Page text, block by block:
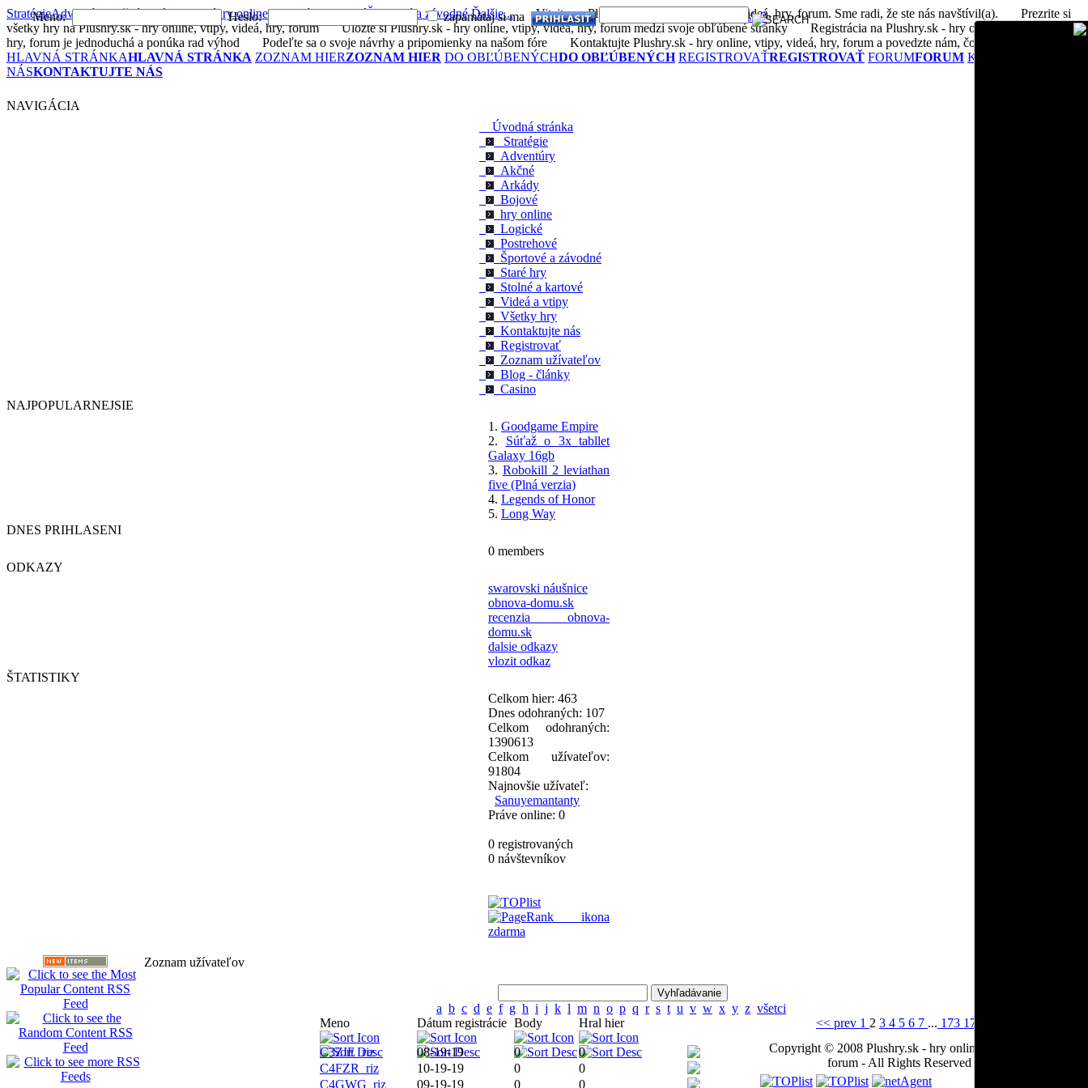
Meno: Heslo: zapamätaj si ma Stratené heslo?
StratégieAdventúryAkčnéArkádyBojovéhry onlineLogickéPostrehovéŠportové a závodné Ďalšie... Vitajte na Plushry.sk - hry online, vtipy, videá, hry, forum. Sme radi, že ste nás navštívil(a).
Prezrite si
všetky hry na Plushry.sk - hry online, vtipy, videá, hry, forum Uložte si Plushry.sk - hry online, vtipy, videá, hry, forum medzi svoje obľúbené stránky Registrácia na Plushry.sk - hry online, vtipy, videá,
hry, forum je jednoduchá a ponúka rad výhod
Podeľte sa o svoje návrhy a pripomienky na našom fóre
Kontaktujte Plushry.sk - hry online, vtipy, videá, hry, forum a povedzte nám, čo si myslíte
HLAVNÁ STRÁNKAHLAVNÁ STRÁNKA ZOZNAM HIERZOZNAM HIER DO OBĽÚBENÝCHDO OBĽÚBENÝCH REGISTROVAŤREGISTROVAŤ FORUMFORUM KONTAKTUJTE
NÁSKONTAKTUJTE NÁS
NAVIGÁCIA
Úvodná stránka
Stratégie
Adventúry
Akčné
Arkády
Bojové
hry online
Logické
Postrehové
Športové a závodné
Staré hry
Stolné a kartové
Videá a vtipy
Všetky hry
Kontaktujte nás
Registrovať
Zoznam užívateľov
Blog - články
Casino
NAJPOPULARNEJSIE
1. Goodgame Empire
2. Súťaž o 3x tabllet
Galaxy 16gb
3. Robokill 2 leviathan
five (Plná verzia)
4. Legends of Honor
5. Long Way
DNES PRIHLASENI
0 members
ODKAZY
swarovski náušnice
obnova-domu.sk
recenzia obnova-
domu.sk
dalsie odkazy
vlozit odkaz
ŠTATISTIKY
Celkom hier: 463
Dnes odohraných: 107
Celkom odohraných:
1390613
Celkom užívateľov:
91804
Najnovšie užívateľ:
Sanuyemantanty
Práve online: 0
0 registrovaných
0 návštevníkov
Zoznam užívateľov
a b c d e f g h i j k l m n o p q r s t u v w x y z všetci
Meno
Dátum registrácie Body Hral hier
C3ZIE_riz 08-19-19 0
0
C4FZR_riz
10-19-19 0
0
C4GWG_riz
09-19-19 0 0
<< prev 1 2 3 4 5 6 7 ... 173 174
Copyright © 2008 Plushry.sk - hry online, vtipy, videá, hry,
forum - All Rights Reserved